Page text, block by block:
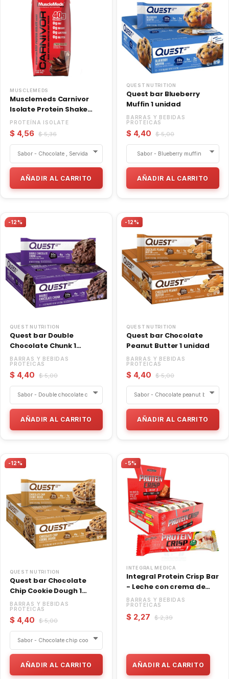
MUSCLEMEDS
Musclemeds Carnivor
Isolate Protein Shake
Chocolate 1
Unidad/500ml
PROTEÍNA ISOLATE
$ 4,56 $ 5,36
AÑADIR AL CARRITO
QUEST NUTRITION
Quest bar Blueberry
Muffin 1 unidad
BARRAS Y BEBIDAS
PROTEICAS
$ 4,40 $ 5,00
AÑADIR AL CARRITO
-12%
QUEST NUTRITION
Quest bar Double
Chocolate Chunk 1
unidad
BARRAS Y BEBIDAS
PROTEICAS
$ 4,40 $ 5,00
AÑADIR AL CARRITO
-12%
QUEST NUTRITION
Quest bar Chocolate
Peanut Butter 1 unidad
BARRAS Y BEBIDAS
PROTEICAS
$ 4,40 $ 5,00
AÑADIR AL CARRITO
-12%
QUEST NUTRITION
Quest bar Chocolate
Chip Cookie Dough 1
unidad
BARRAS Y BEBIDAS
PROTEICAS
$ 4,40 $ 5,00
AÑADIR AL CARRITO
-5%
INTEGRAL MEDICA
Integral Protein Crisp Bar
- Leche con crema de
avellana - 1und
BARRAS Y BEBIDAS
PROTEICAS
$ 2,27 $ 2,39
AÑADIR AL CARRITO